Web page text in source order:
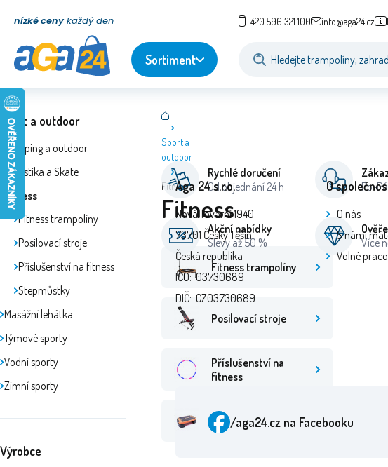
nízké ceny každý den +420 596 321 100 info@aga24.cz
Sortiment
Sport a outdoor
Camping a outdoor
Cyklistika a Skate
Fitness
Fitness trampolíny
Posilovací stroje
Příslušenství na fitness
Stepmůstky
Masážní lehátka
Týmové sporty
Vodní sporty
Zimní sporty
Výrobce
Sport a
outdoor
Fitness
Fitness
Fitness trampolíny
Posilovací stroje
Příslušenství na
fitness
Stepmůstky
Rychlé doručení
Od objednání 24 h
Po-
Akční nabídky
Slevy až 50 %
Více
Aga 24 s.r.o.
Nová Tovární 1940
73701 Český Těšín
Česká republika
IČO: 03730689
DIČ: CZ03730689
O
O nás
S námi
Volné
/aga24.cz na Facebooku